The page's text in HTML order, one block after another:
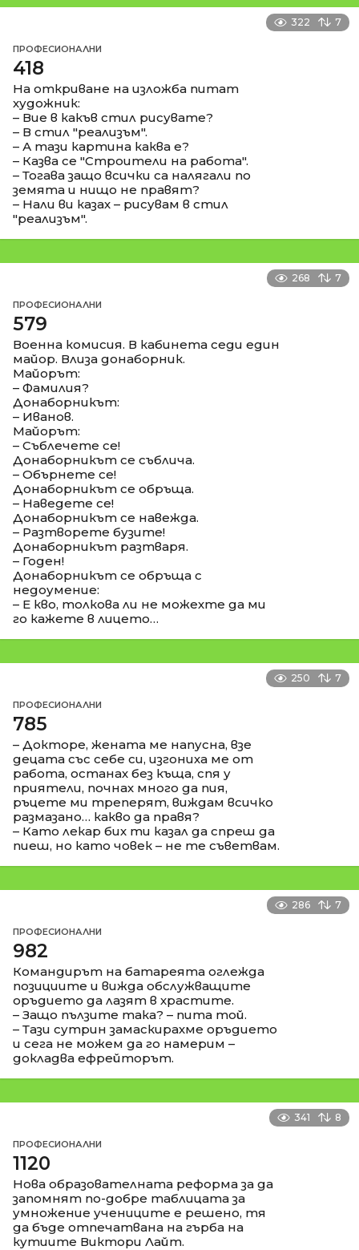
322 7
ПРОФЕСИОНАЛНИ
418
На откриване на изложба питат
художник:
– Вие в какъв стил рисувате?
– В стил "реализъм".
– А тази картина каква е?
– Казва се "Строители на работа".
– Тогава защо всички са налягали по
земята и нищо не правят?
– Нали ви казах – рисувам в стил
"реализъм".
268 7
ПРОФЕСИОНАЛНИ
579
Военна комисия. В кабинета седи един
майор. Влиза донаборник.
Майорът:
– Фамилия?
Донаборникът:
– Иванов.
Майорът:
– Съблечете се!
Донаборникът се съблича.
– Обърнете се!
Донаборникът се обръща.
– Наведете се!
Донаборникът се навежда.
– Разтворете бузите!
Донаборникът разтваря.
– Годен!
Донаборникът се обръща с
недоумение:
– Е кво, толкова ли не можехте да ми
го кажете в лицето…
250 7
ПРОФЕСИОНАЛНИ
785
– Докторе, жената ме напусна, взе
децата със себе си, изгониха ме от
работа, останах без къща, спя у
приятели, почнах много да пия,
ръцете ми треперят, виждам всичко
размазано… какво да правя?
– Като лекар бих ти казал да спреш да
пиеш, но като човек – не те съветвам.
286 7
ПРОФЕСИОНАЛНИ
982
Командирът на батареята оглежда
позициите и вижда обслужващите
оръдието да лазят в храстите.
– Защо пълзите така? – пита той.
– Тази сутрин замаскирахме оръдието
и сега не можем да го намерим –
докладва ефрейторът.
341 8
ПРОФЕСИОНАЛНИ
1120
Нова образователната реформа за да
запомнят по-добре таблицата за
умножение учениците е решено, тя
да бъде отпечатвана на гърба на
кутиите Виктори Лайт.